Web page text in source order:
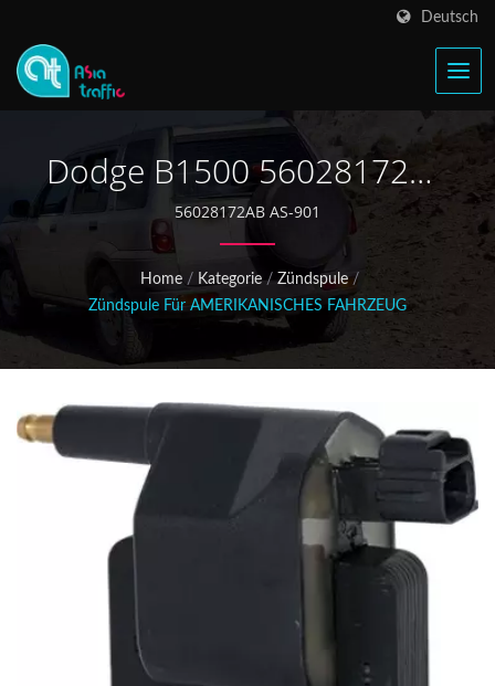
Deutsch
Dodge B1500 56028172AB
Zündspule
56028172AB AS-901
Home / Kategorie / Zündspule /
Zündspule Für AMERIKANISCHES FAHRZEUG